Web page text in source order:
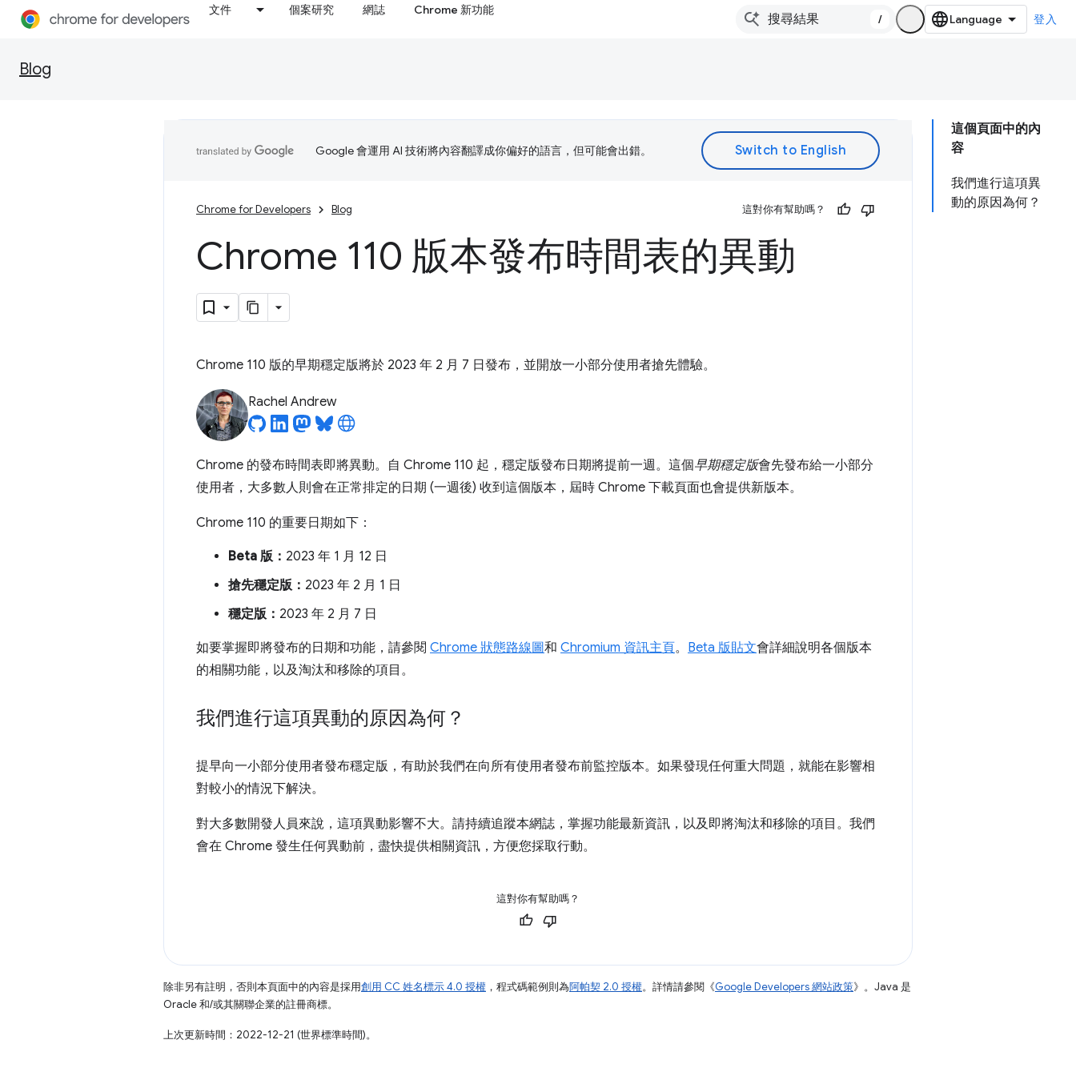
文件 個案研究 網誌 Chrome 新功能
/ 登入
Blog
這個頁面中的內
容
我們進行這項異
動的原因為何？
Google 會運用 AI 技術將內容翻譯成你偏好的語言，但可能會出錯。
Chrome for Developers Blog 這對你有幫助嗎？
Chrome 110 版本發布時間表的異動
Chrome 110 版的早期穩定版將於 2023 年 2 月 7 日發布，並開放一小部分使用者搶先體驗。
Rachel Andrew
Chrome 的發布時間表即將異動。自 Chrome 110 起，穩定版發布日期將提前一週。這個早期穩定版會先發布給一小部分
使用者，大多數人則會在正常排定的日期 (一週後) 收到這個版本，屆時 Chrome 下載頁面也會提供新版本。
Chrome 110 的重要日期如下：
Beta 版： 2023 年 1 月 12 日
搶先穩定版： 2023 年 2 月 1 日
穩定版： 2023 年 2 月 7 日
如要掌握即將發布的日期和功能，請參閱 Chrome 狀態路線圖和 Chromium 資訊主頁。 Beta 版貼文會詳細說明各個版本
的相關功能，以及淘汰和移除的項目。
我們進行這項異動的原因為何？
提早向一小部分使用者發布穩定版，有助於我們在向所有使用者發布前監控版本。如果發現任何重大問題，就能在影響相
對較小的情況下解決。
對大多數開發人員來說，這項異動影響不大。請持續追蹤本網誌，掌握功能最新資訊，以及即將淘汰和移除的項目。我們
會在 Chrome 發生任何異動前，盡快提供相關資訊，方便您採取行動。
這對你有幫助嗎？
除非另有註明，否則本頁面中的內容是採用創用 CC 姓名標示 4.0 授權 ，程式碼範例則為阿帕契 2.0 授權。詳情請參閱《Google Developers 網站政策》。Java 是
Oracle 和/或其關聯企業的註冊商標。
上次更新時間：2022-12-21 (世界標準時間)。